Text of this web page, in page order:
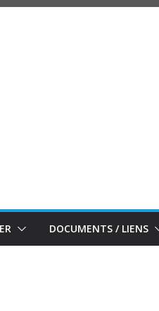
DOCUMENTS / LIENS